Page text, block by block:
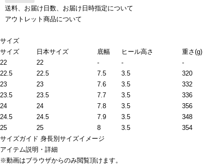
送料、お届け日数、お届け日時指定について
アウトレット商品について
サイズ
サイズ
日本サイズ 底幅 ヒール高さ
重さ(g)
22
22 - -
-
22.5
22.5 7.5 3.5
320
23
23 7.6 3.5
332
23.5
23.5 7.7 3.5
336
24
24 7.8 3.5
356
24.5
24.5 7.9 3.5
348
25
25 8 3.5
354
サイズガイド 身長別サイズイメージ
アイテム説明・詳細
※動画はブラウザからのみ閲覧頂けます。